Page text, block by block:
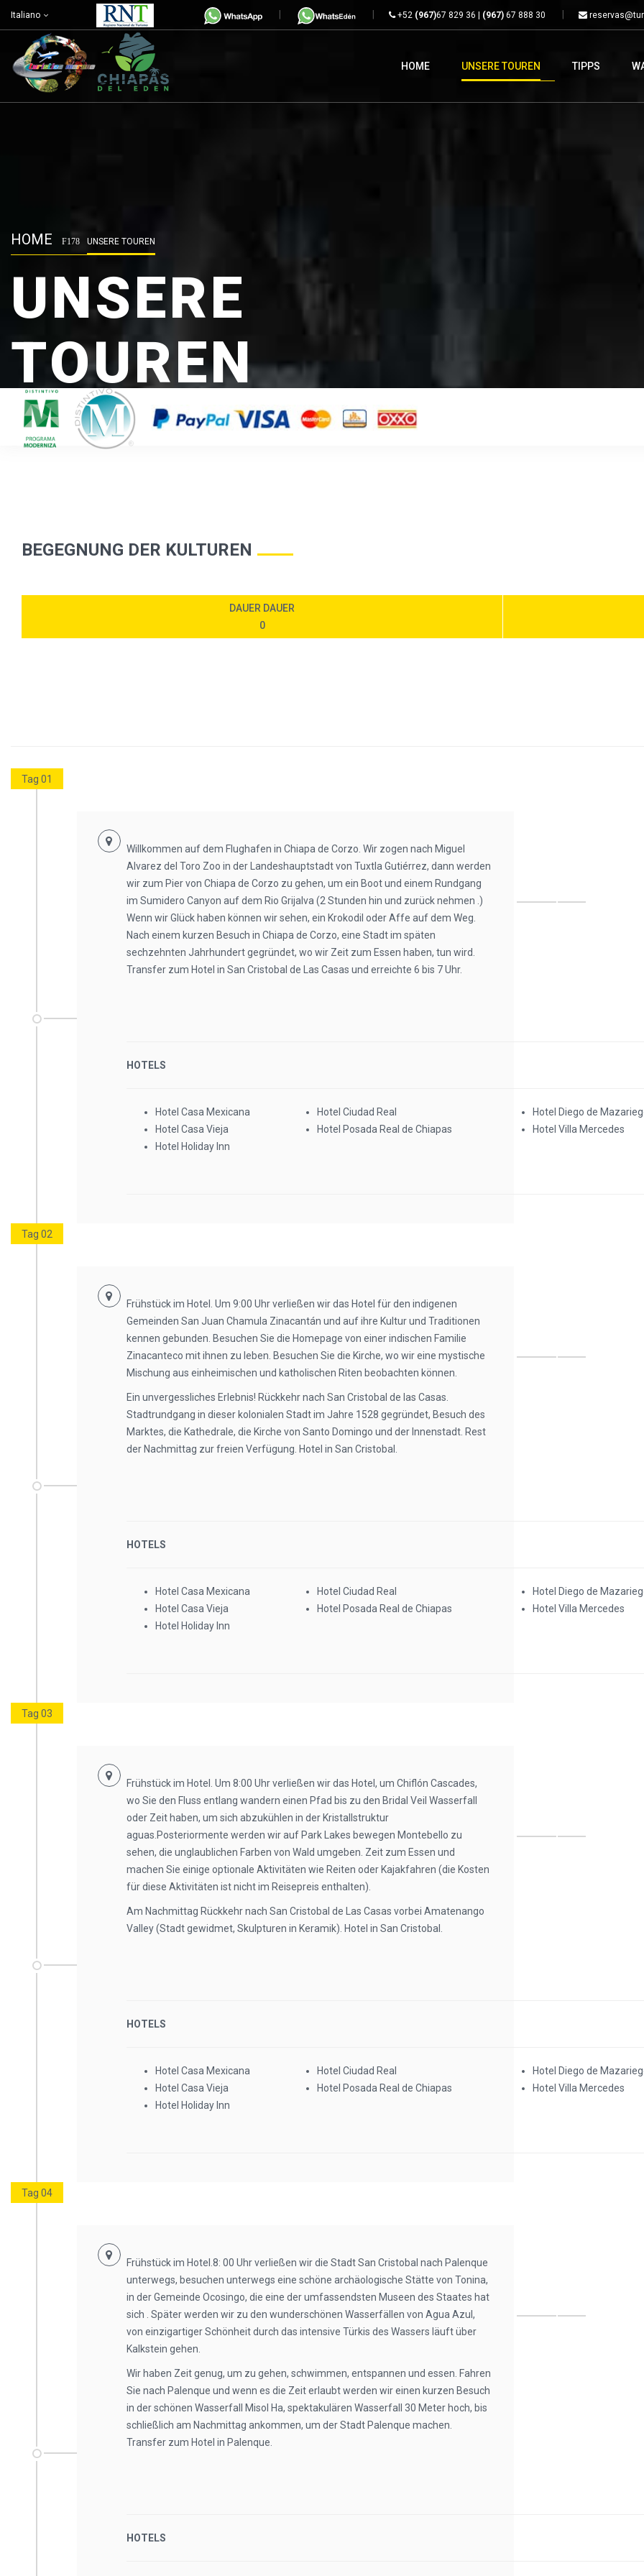
Italiano +52 (967)67 829 36 | (967) 67 888 30
HOME UNSERE TOUREN TIPPS
HOME UNSERE TOUREN
UNSERE
TOUREN
BEGEGNUNG DER KULTUREN
DAUER DAUER
0
Tag 01
Willkommen auf dem Flughafen in Chiapa de Corzo. Wir zogen nach Miguel
Alvarez del Toro Zoo in der Landeshauptstadt von Tuxtla Gutiérrez, dann werden
wir zum Pier von Chiapa de Corzo zu gehen, um ein Boot und einem Rundgang
im Sumidero Canyon auf dem Rio Grijalva (2 Stunden hin und zurück nehmen .)
Wenn wir Glück haben können wir sehen, ein Krokodil oder Affe auf dem Weg.
Nach einem kurzen Besuch in Chiapa de Corzo, eine Stadt im späten
sechzehnten Jahrhundert gegründet, wo wir Zeit zum Essen haben, tun wird.
Transfer zum Hotel in San Cristobal de Las Casas und erreichte 6 bis 7 Uhr.
HOTELS
Hotel Casa Mexicana
Hotel Casa Vieja
Hotel Holiday Inn
Hotel Ciudad Real
Hotel Posada Real de Chiapas
Hotel Diego de
Hotel Villa Mercedes
Tag 02
Frühstück im Hotel. Um 9:00 Uhr verließen wir das Hotel für den indigenen
Gemeinden San Juan Chamula Zinacantán und auf ihre Kultur und Traditionen
kennen gebunden. Besuchen Sie die Homepage von einer indischen Familie
Zinacanteco mit ihnen zu leben. Besuchen Sie die Kirche, wo wir eine mystische
Mischung aus einheimischen und katholischen Riten beobachten können.
Ein unvergessliches Erlebnis! Rückkehr nach San Cristobal de las Casas.
Stadtrundgang in dieser kolonialen Stadt im Jahre 1528 gegründet, Besuch des
Marktes, die Kathedrale, die Kirche von Santo Domingo und der Innenstadt. Rest
der Nachmittag zur freien Verfügung. Hotel in San Cristobal.
HOTELS
Hotel Casa Mexicana
Hotel Casa Vieja
Hotel Holiday Inn
Hotel Ciudad Real
Hotel Posada Real de Chiapas
Hotel Diego de
Hotel Villa Mercedes
Tag 03
Frühstück im Hotel. Um 8:00 Uhr verließen wir das Hotel, um Chiflón Cascades,
wo Sie den Fluss entlang wandern einen Pfad bis zu den Bridal Veil Wasserfall
oder Zeit haben, um sich abzukühlen in der Kristallstruktur
aguas.Posteriormente werden wir auf Park Lakes bewegen Montebello zu
sehen, die unglaublichen Farben von Wald umgeben. Zeit zum Essen und
machen Sie einige optionale Aktivitäten wie Reiten oder Kajakfahren (die Kosten
für diese Aktivitäten ist nicht im Reisepreis enthalten).
Am Nachmittag Rückkehr nach San Cristobal de Las Casas vorbei Amatenango
Valley (Stadt gewidmet, Skulpturen in Keramik). Hotel in San Cristobal.
HOTELS
Hotel Casa Mexicana
Hotel Casa Vieja
Hotel Holiday Inn
Hotel Ciudad Real
Hotel Posada Real de Chiapas
Hotel Diego de
Hotel Villa Mercedes
Tag 04
Frühstück im Hotel.8: 00 Uhr verließen wir die Stadt San Cristobal nach Palenque
unterwegs, besuchen unterwegs eine schöne archäologische Stätte von Tonina,
in der Gemeinde Ocosingo, die eine der umfassendsten Museen des Staates hat
sich . Später werden wir zu den wunderschönen Wasserfällen von Agua Azul,
von einzigartiger Schönheit durch das intensive Türkis des Wassers läuft über
Kalkstein gehen.
Wir haben Zeit genug, um zu gehen, schwimmen, entspannen und essen. Fahren
Sie nach Palenque und wenn es die Zeit erlaubt werden wir einen kurzen Besuch
in der schönen Wasserfall Misol Ha, spektakulären Wasserfall 30 Meter hoch, bis
schließlich am Nachmittag ankommen, um der Stadt Palenque machen.
Transfer zum Hotel in Palenque.
HOTELS